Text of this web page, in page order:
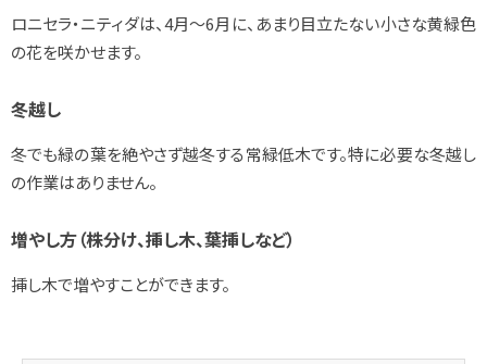
ロニセラ・ニティダは、4月～6月に、あまり目立たない小さな黄緑色
の花を咲かせます。
冬越し
冬でも緑の葉を絶やさず越冬する常緑低木です。特に必要な冬越し
の作業はありません。
増やし方（株分け、挿し木、葉挿しなど）
挿し木で増やすことができます。